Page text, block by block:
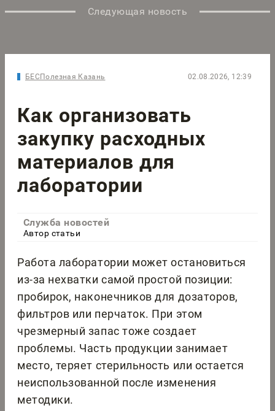
Следующая новость
БЕСПолезная Казань 02.08.2026, 12:39
Как организовать
закупку расходных
материалов для
лаборатории
Служба новостей
Автор статьи
Работа лаборатории может остановиться
из-за нехватки самой простой позиции:
пробирок, наконечников для дозаторов,
фильтров или перчаток. При этом
чрезмерный запас тоже создает
проблемы. Часть продукции занимает
место, теряет стерильность или остается
неиспользованной после изменения
методики.